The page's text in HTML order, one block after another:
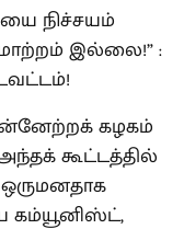
கழகம்
கூட்டத்தில்
கம்யூனிஸ்ட்,